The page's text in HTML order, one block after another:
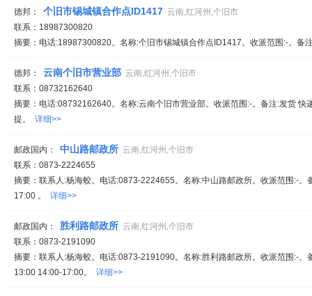
德邦： 个旧市锡城镇合作点ID1417 云南,红河州,个旧市
联系：18987300820
摘要：电话:18987300820。名称:个旧市锡城镇合作点ID1417。收派范围:-。备
德邦： 云南个旧市营业部 云南,红河州,个旧市
联系：08732162640
摘要：电话:08732162640。名称:云南个旧市营业部。收派范围:-。备注:发货 快
提。 详细>>
邮政国内： 中山路邮政所 云南,红河州,个旧市
联系：0873-2224655
摘要：联系人:杨海蛟。电话:0873-2224655。名称:中山路邮政所。收派范围:-。
17:00 。 详细>>
邮政国内： 胜利路邮政所 云南,红河州,个旧市
联系：0873-2191090
摘要：联系人:杨海蛟。电话:0873-2191090。名称:胜利路邮政所。收派范围:-。
13:00 14:00-17:00。 详细>>